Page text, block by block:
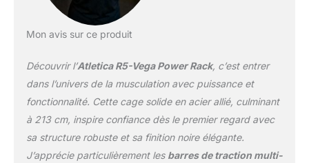
une stabilité suffisante, même
Mon avis sur ce produit
Découvrir l’Atletica R5-Vega Power Rack, c’est entrer
dans l’univers de la musculation avec puissance et
fonctionnalité. Cette cage solide en acier allié, culminant
à 213 cm, inspire confiance dès le premier regard avec
sa structure robuste et sa finition noire élégante.
J’apprécie particulièrement les barres de traction multi-